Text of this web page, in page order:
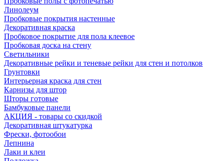
Линолеум
Пробковые покрытия настенные
Декоративная краска
Пробковое покрытие для пола клеевое
Пробковая доска на стену
Светильники
Декоративные рейки и теневые рейки для стен и потолков
Грунтовки
Интерьерная краска для стен
Карнизы для штор
Шторы готовые
Бамбуковые панели
АКЦИЯ - товары со скидкой
Декоративная штукатурка
Фрески, фотообои
Лепнина
Лаки и клеи